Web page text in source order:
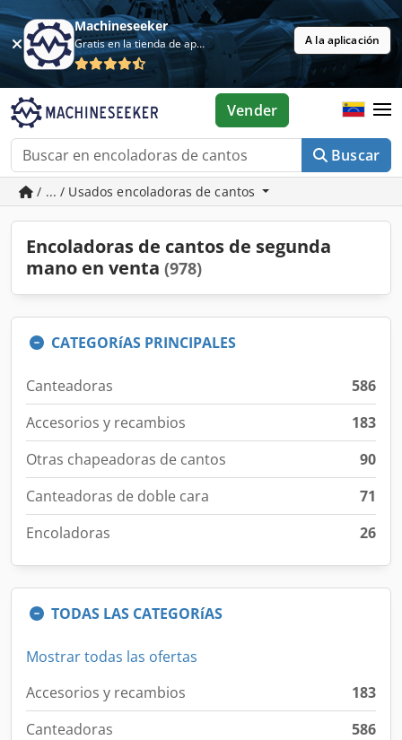
Machineseeker
Gratis en la tienda de aplicaciones A la aplicación
Buscar
Vender
/ ... / Usados encoladoras de cantos
Encoladoras de cantos de segunda
mano en venta (978)
CATEGORíAS PRINCIPALES
Canteadoras
586
Accesorios y recambios
183
Otras chapeadoras de cantos
90
Canteadoras de doble cara
71
Encoladoras
26
TODAS LAS CATEGORíAS
Mostrar todas las ofertas
Accesorios y recambios
183
Canteadoras
586